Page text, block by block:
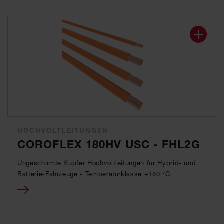
COROFLEX 180HV USC - FHL2G
Ungeschirmte Kupfer Hochvoltleitungen für Hybrid- und
Batterie-Fahrzeuge - Temperaturklasse +180 °C.